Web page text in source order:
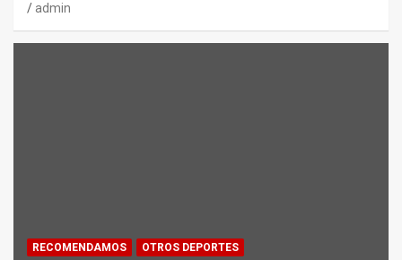
admin
RECOMENDAMOS OTROS DEPORTES